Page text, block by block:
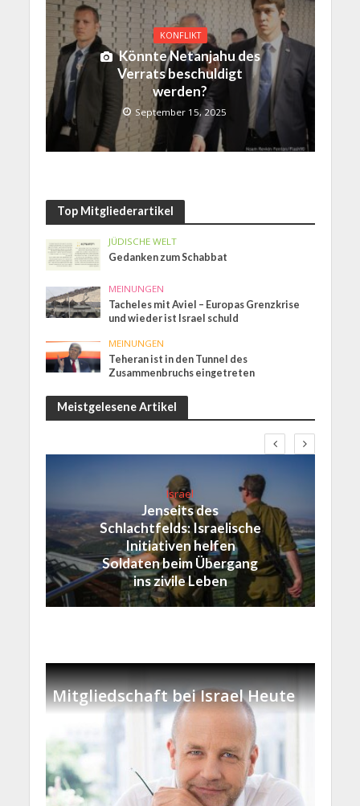
KONFLIKT
Könnte Netanjahu des
Verrats beschuldigt
werden?
September 15, 2025
Top Mitgliederartikel
JÜDISCHE WELT
Gedanken zum Schabbat
MEINUNGEN
Tacheles mit Aviel – Europas Grenzkrise
und wieder ist Israel schuld
MEINUNGEN
Teheran ist in den Tunnel des
Zusammenbruchs eingetreten
Meistgelesene Artikel
Israel
Jenseits des
Schlachtfelds: Israelische
Initiativen helfen
Soldaten beim Übergang
ins zivile Leben
Mitgliedschaft bei Israel Heute